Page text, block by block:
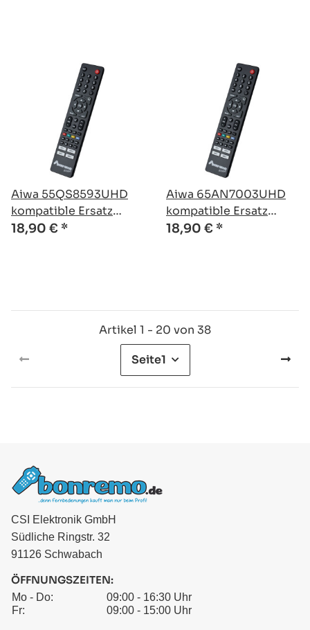
Aiwa 55QS8593UHD
kompatible Ersatz
Fernbedienung
18,90 € *
Aiwa 65AN7003UHD
kompatible Ersatz
Fernbedienung
18,90 € *
Artikel 1 - 20 von 38
Seite1
CSI Elektronik GmbH
Südliche Ringstr. 32
91126 Schwabach
ÖFFNUNGSZEITEN:
Mo - Do:
09:00 - 16:30 Uhr
Fr:
09:00 - 15:00 Uhr